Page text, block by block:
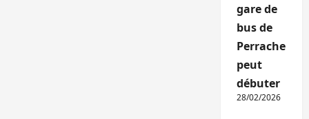
gare de
bus de
Perrache
peut
débuter
28/02/2026